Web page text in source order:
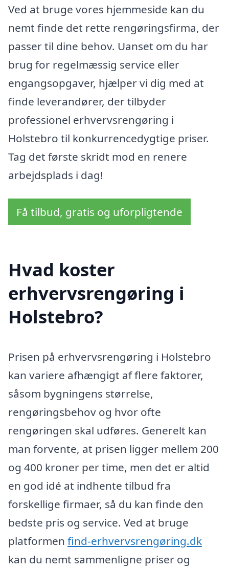
Ved at bruge vores hjemmeside kan du
nemt finde det rette rengøringsfirma, der
passer til dine behov. Uanset om du har
brug for regelmæssig service eller
engangsopgaver, hjælper vi dig med at
finde leverandører, der tilbyder
professionel erhvervsrengøring i
Holstebro til konkurrencedygtige priser.
Tag det første skridt mod en renere
arbejdsplads i dag!
Få tilbud, gratis og uforpligtende
Hvad koster
erhvervsrengøring i
Holstebro?
Prisen på erhvervsrengøring i Holstebro
kan variere afhængigt af flere faktorer,
såsom bygningens størrelse,
rengøringsbehov og hvor ofte
rengøringen skal udføres. Generelt kan
man forvente, at prisen ligger mellem 200
og 400 kroner per time, men det er altid
en god idé at indhente tilbud fra
forskellige firmaer, så du kan finde den
bedste pris og service. Ved at bruge
platformen find-erhvervsrengøring.dk
kan du nemt sammenligne priser og